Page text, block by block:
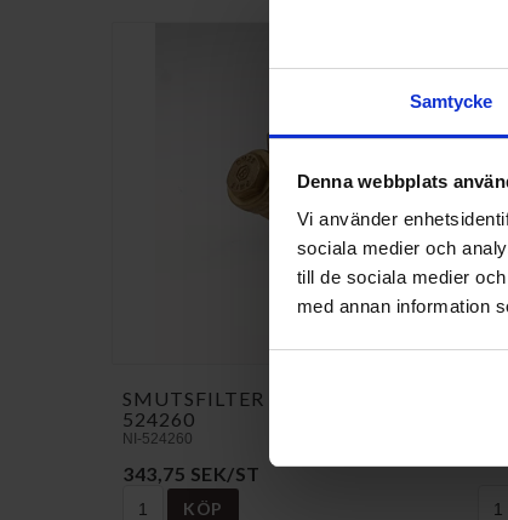
Samtycke
Denna webbplats
Vi använder
sociala medier och
till de sociala medier
med annan information
SMUTSFILTER R25 RES.D
524260
NI-524260
343,75 SEK/ST
KÖP